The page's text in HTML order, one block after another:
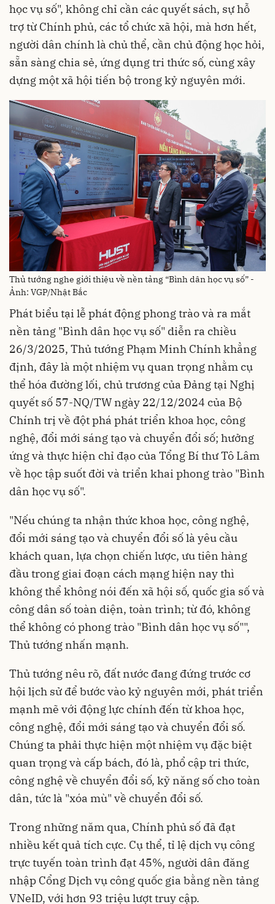
học vụ số", không chỉ cần các quyết sách, sự hỗ
trợ từ Chính phủ, các tổ chức xã hội, mà hơn hết,
người dân chính là chủ thể, cần chủ động học hỏi,
sẵn sàng chia sẻ, ứng dụng tri thức số, cùng xây
dựng một xã hội tiến bộ trong kỷ nguyên mới.
Thủ tướng nghe giới thiệu về nền tảng “Bình dân học vụ số” -
Ảnh: VGP/Nhật Bắc
Phát biểu tại lễ phát động phong trào và ra mắt
nền tảng "Bình dân học vụ số" diễn ra chiều
26/3/2025, Thủ tướng Phạm Minh Chính khẳng
định, đây là một nhiệm vụ quan trọng nhằm cụ
thể hóa đường lối, chủ trương của Đảng tại Nghị
quyết số 57-NQ/TW ngày 22/12/2024 của Bộ
Chính trị về đột phá phát triển khoa học, công
nghệ, đổi mới sáng tạo và chuyển đổi số; hưởng
ứng và thực hiện chỉ đạo của Tổng Bí thư Tô Lâm
về học tập suốt đời và triển khai phong trào "Bình
dân học vụ số".
"Nếu chúng ta nhận thức khoa học, công nghệ,
đổi mới sáng tạo và chuyển đổi số là yêu cầu
khách quan, lựa chọn chiến lược, ưu tiên hàng
đầu trong giai đoạn cách mạng hiện nay thì
không thể không nói đến xã hội số, quốc gia số và
công dân số toàn diện, toàn trình; từ đó, không
thể không có phong trào "Bình dân học vụ số"",
Thủ tướng nhấn mạnh.
Thủ tướng nêu rõ, đất nước đang đứng trước cơ
hội lịch sử để bước vào kỷ nguyên mới, phát triển
mạnh mẽ với động lực chính đến từ khoa học,
công nghệ, đổi mới sáng tạo và chuyển đổi số.
Chúng ta phải thực hiện một nhiệm vụ đặc biệt
quan trọng và cấp bách, đó là, phổ cập tri thức,
công nghệ về chuyển đổi số, kỹ năng số cho toàn
dân, tức là "xóa mù" về chuyển đổi số.
Trong những năm qua, Chính phủ số đã đạt
nhiều kết quả tích cực. Cụ thể, tỉ lệ dịch vụ công
trực tuyến toàn trình đạt 45%, người dân đăng
nhập Cổng Dịch vụ công quốc gia bằng nền tảng
VNeID, với hơn 93 triệu lượt truy cập.